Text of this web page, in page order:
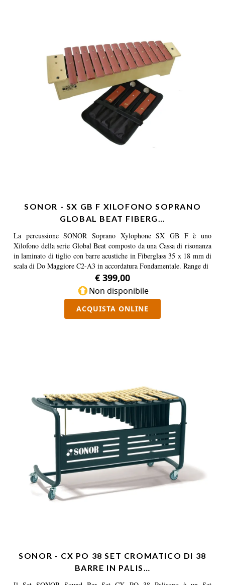
SONOR - SX GB F XILOFONO SOPRANO
GLOBAL BEAT FIBERG…
La percussione SONOR Soprano Xylophone SX GB F è uno
Xilofono della serie Global Beat composto da una Cassa di risonanza
in laminato di tiglio con barre acustiche in Fiberglass 35 x 18 mm di
scala di Do Maggiore C2-A3 in accordatura Fondamentale. Range di
€ 399,00
Non disponibile
ACQUISTA ONLINE
SONOR - CX PO 38 SET CROMATICO DI 38
BARRE IN PALIS…